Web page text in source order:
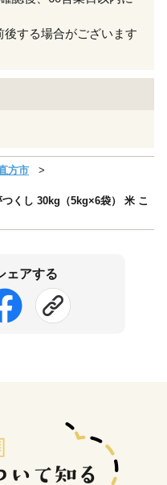
する場合がございます
方市
くし 30kg（5kg×6袋） 米 こ
ェアする